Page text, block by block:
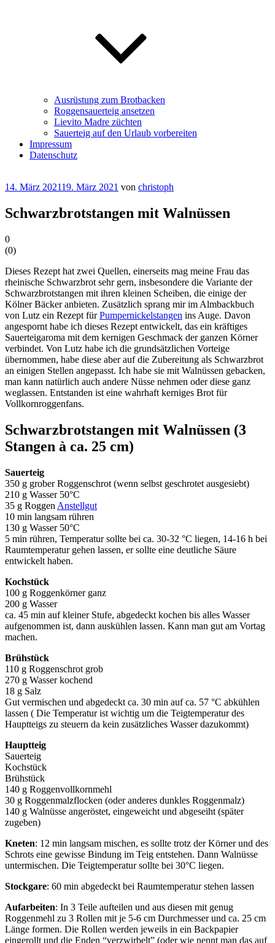
Ausrüstung zum Brotbacken
Roggensauerteig ansetzen
Lievito Madre züchten
Sauerteig auf den Urlaub vorbereiten
Impressum
Datenschutz
Veröffentlicht
14. März 202119. März 2021 von christoph
Schwarzbrotstangen mit Walnüssen
0
(0)
Dieses Rezept hat zwei Quellen, einerseits mag meine Frau das
rheinische Schwarzbrot sehr gern, insbesondere die Variante der
Schwarzbrotstangen mit ihren kleinen Scheiben, die einige der
Kölner Bäcker anbieten. Zusätzlich sprang mir im Almbackbuch
von Lutz ein Rezept fürPumpernickelstangen ins Auge. Davon
angespornt habe ich dieses Rezept entwickelt, das ein kräftiges
Sauerteigaroma mit dem kernigen Geschmack der ganzen Körner
verbindet. Von Lutz habe ich die grundsätzlichen Vorteige
übernommen, habe diese aber auf die Zubereitung als Schwarzbrot
an einigen Stellen angepasst. Ich habe sie mit Walnüssen gebacken,
man kann natürlich auch andere Nüsse nehmen oder diese ganz
weglassen. Entstanden ist eine wahrhaft kerniges Brot für
Vollkornroggenfans.
Schwarzbrotstangen mit Walnüssen (3
Stangen à ca. 25 cm)
Sauerteig
350 g grober Roggenschrot (wenn selbst geschrotet ausgesiebt)
210 g Wasser 50°C
35 g Roggen Anstellgut
10 min langsam rühren
130 g Wasser 50°C
5 min rühren, Temperatur sollte bei ca. 30-32 °C liegen, 14-16 h bei
Raumtemperatur gehen lassen, er sollte eine deutliche Säure
entwickelt haben.
Kochstück
100 g Roggenkörner ganz
200 g Wasser
ca. 45 min auf kleiner Stufe, abgedeckt kochen bis alles Wasser
aufgenommen ist, dann auskühlen lassen. Kann man gut am Vortag
machen.
Brühstück
110 g Roggenschrot grob
270 g Wasser kochend
18 g Salz
Gut vermischen und abgedeckt ca. 30 min auf ca. 57 °C abkühlen
lassen ( Die Temperatur ist wichtig um die Teigtemperatur des
Hauptteigs zu steuern da kein zusätzliches Wasser dazukommt)
Hauptteig
Sauerteig
Kochstück
Brühstück
140 g Roggenvollkornmehl
30 g Roggenmalzflocken (oder anderes dunkles Roggenmalz)
140 g Walnüsse angeröstet, eingeweicht und abgeseiht (später
zugeben)
Kneten: 12 min langsam mischen, es sollte trotz der Körner und des
Schrots eine gewisse Bindung im Teig entstehen. Dann Walnüsse
untermischen. Die Teigtemperatur sollte bei 30°C liegen.
Stockgare: 60 min abgedeckt bei Raumtemperatur stehen lassen
Aufarbeiten: In 3 Teile aufteilen und aus diesen mit genug
Roggenmehl zu 3 Rollen mit je 5-6 cm Durchmesser und ca. 25 cm
Länge formen. Die Rollen werden jeweils in ein Backpapier
eingerollt und die Enden “verzwirbelt” (oder wie nennt man das auf